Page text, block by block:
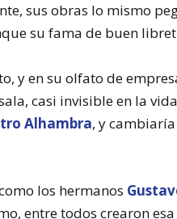
sus obras lo mismo
su fama de buen
y en su olfato de
casi invisible en la
Alhambra, y
los hermanos
entre todos crearon